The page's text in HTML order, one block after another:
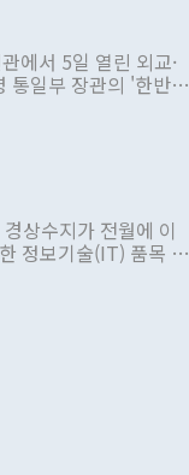
에서 5일 열린 외교·
통일부 장관의 '한반도
로 추진하겠다고 공
놨다. 그동안 정 장
있지만 대통령과 유
은 이례적이다. 정 장
소리도 높아지고 있
화만 되뇌는 것은
상수지가 전월에 이
정보기술(IT) 품목 수
수입은 644억8000만